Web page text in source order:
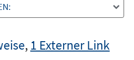
, 1 Externer Link